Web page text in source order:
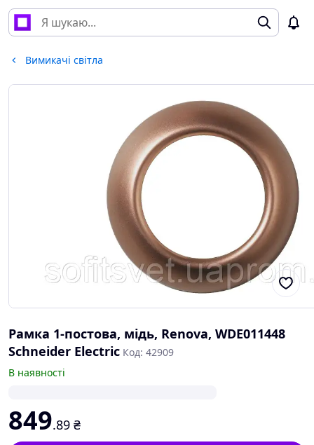
Вимикачі світла
Рамка 1-постова, мідь, Renova, WDE011448
Schneider Electric Код: 42909
В наявності
849.89 ₴